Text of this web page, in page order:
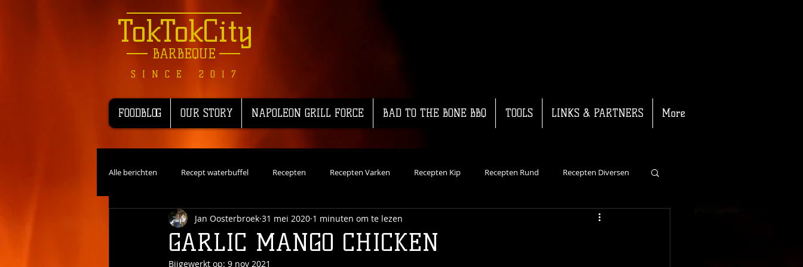
FOODBLOG OUR STORY NAPOLEON GRILL FORCE BAD TO THE BONE BBQ TOOLS LINKS & PARTNERS More
Alle berichten Recept waterbuffel Recepten Recepten Varken Recepten Kip Recepten Rund Recepten Diversen
Recepten Wild Recepten Vis Dutch Oven Recepten Groente Recepten Kalf
GARLIC MANGO CHICKEN
Jan Oosterbroek 31 mei 2020 1 minuten om te lezen
Bijgewerkt op: 9 nov 2021
TokTokCity
BARBEQUE
SINCE 2017